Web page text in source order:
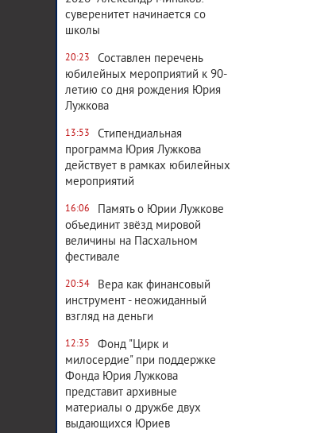
суверенитет начинается со
школы
20:23
Составлен перечень
юбилейных мероприятий к 90-
летию со дня рождения Юрия
Лужкова
13:53
Стипендиальная
программа Юрия Лужкова
действует в рамках юбилейных
мероприятий
16:06
Память о Юрии Лужкове
объединит звёзд мировой
величины на Пасхальном
фестивале
20:54
Вера как финансовый
инструмент - неожиданный
взгляд на деньги
12:35
Фонд "Цирк и
милосердие" при поддержке
Фонда Юрия Лужкова
представит архивные
материалы о дружбе двух
выдающихся Юриев